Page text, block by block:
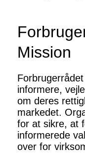
Mission
informere,
om deres
markedet.
for at sikre, at
informerede
over for